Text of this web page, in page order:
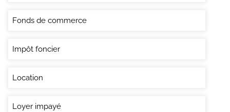
Fonds de commerce
Impôt foncier
Location
Loyer impayé